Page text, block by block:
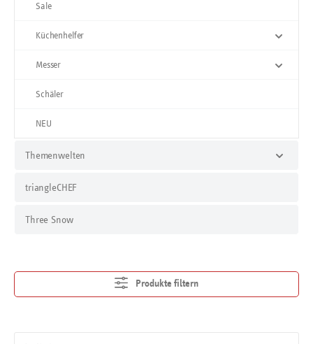
Sale
Küchenhelfer
Messer
Schäler
NEU
Themenwelten
triangleCHEF
Three Snow
Produkte filtern